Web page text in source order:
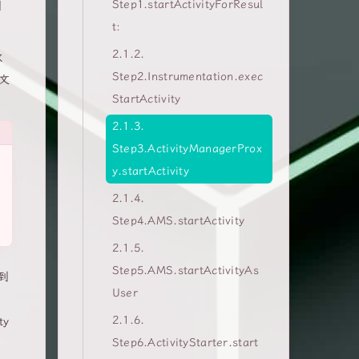
Step1.startActivityForResul
t:
2.1.2.
Step2.Instrumentation.exec
StartActivity
2.1.3.
Step3.ActivityManagerProx
y.startActivity
2.1.4.
Step4.AMS.startActivity
2.1.5.
Step5.AMS.startActivityAs
User
2.1.6.
Step6.ActivityStarter.start